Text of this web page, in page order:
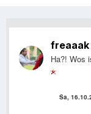
freaaak
Ha?! Wos
Sa,